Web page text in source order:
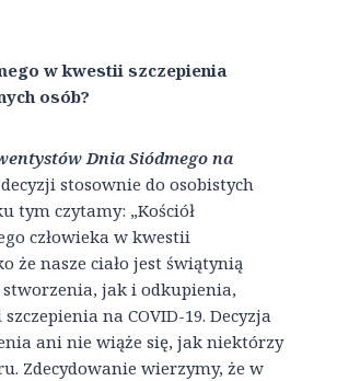
w kwestii szczepienia
osób?
Dnia Siódmego na
stosownie do osobistych
tym czytamy: „Kościół
człowieka w kwestii
że nasze ciało jest świątynią
stworzenia, jak i odkupienia,
na COVID-19. Decyzja
ani nie wiąże się, jak niektórzy
Zdecydowanie wierzymy, że w